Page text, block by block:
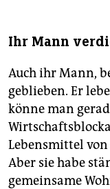
Ihr Mann
Auch ihr Mann,
geblieben. Er
könne man
Lebensmittel von
Aber sie habe
gemeinsame